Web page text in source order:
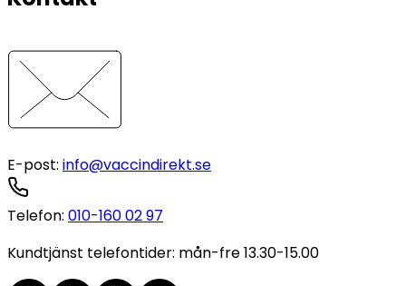
E-post: info@vaccindirekt.se
Telefon: 010-160 02 97
Kundtjänst telefontider: mån-fre 13.30-15.00